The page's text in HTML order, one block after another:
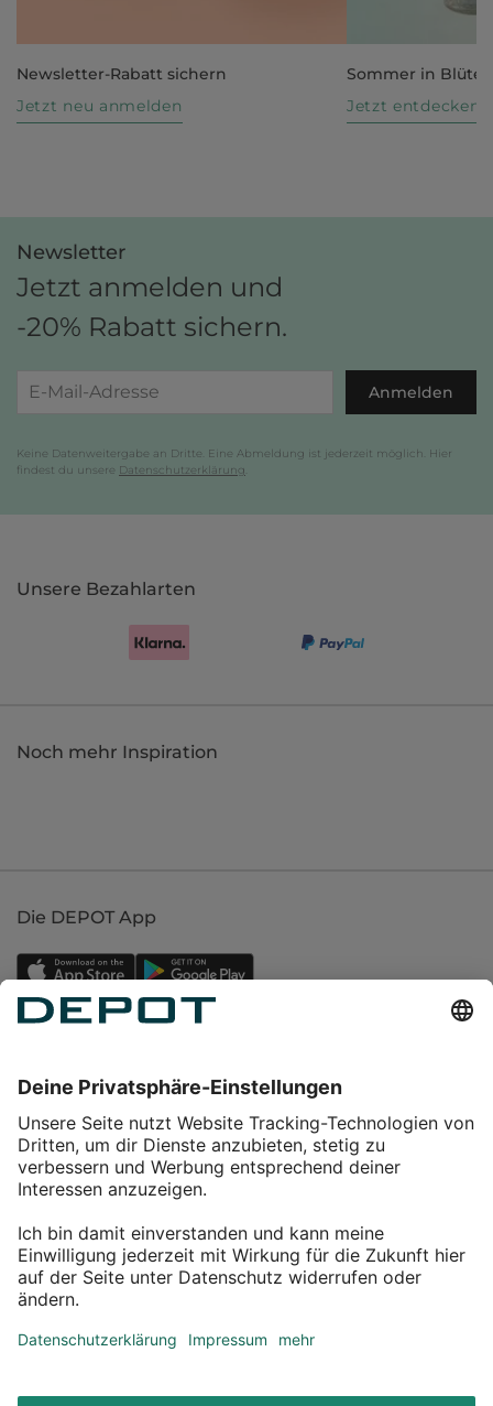
Newsletter-Rabatt sichern
Jetzt neu anmelden
Sommer in Blüte
Jetzt entdecken
Newsletter
Jetzt anmelden und
-20% Rabatt sichern.
Anmelden
Keine Datenweitergabe an Dritte. Eine Abmeldung ist jederzeit möglich. Hier
findest du unsere Datenschutzerklärung
Unsere Bezahlarten
Noch mehr Inspiration
Die DEPOT App
Service
Über DEPOT
Kontakt